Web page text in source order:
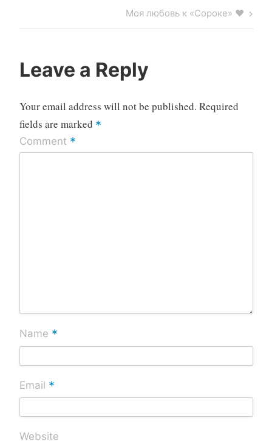
Next
Post
Моя любовь к «Сороке» ❤️
Leave a Reply
Your email address will not be published. Required
fields are marked *
Comment *
Name *
Email *
Website